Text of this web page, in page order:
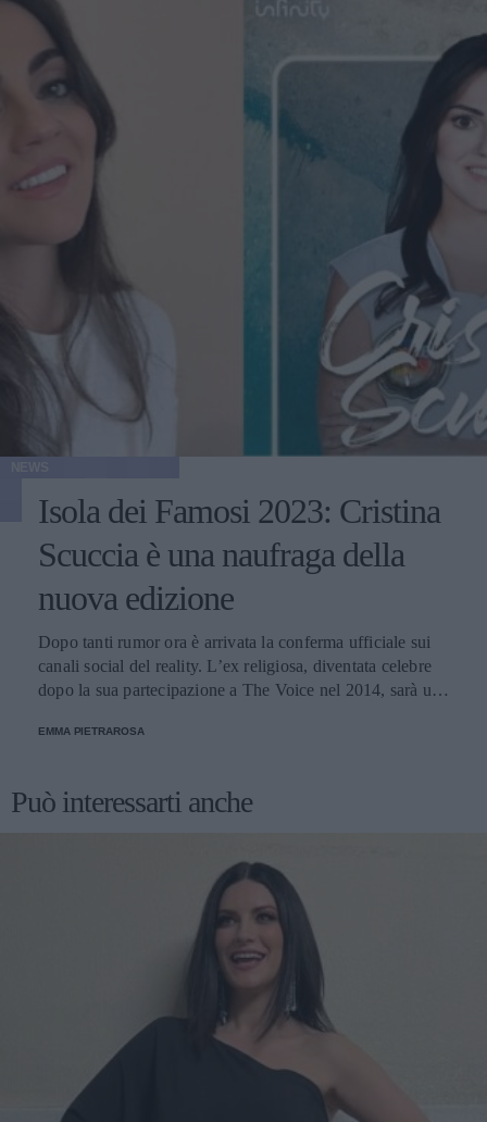
Isola dei Famosi 2023: Cristina
Scuccia è una naufraga della
nuova edizione
Dopo tanti rumor ora è arrivata la conferma ufficiale sui
canali social del reality. L’ex religiosa, diventata celebre
dopo la sua partecipazione a The Voice nel 2014, sarà una
EMMA PIETRAROSA
Può interessarti anche